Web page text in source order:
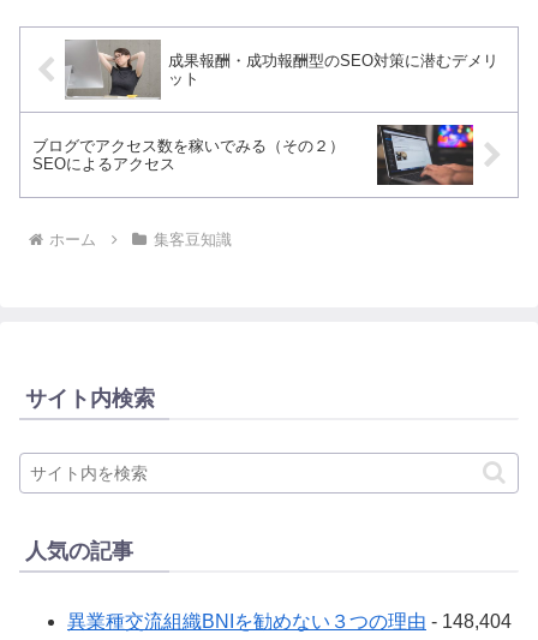
成果報酬・成功報酬型のSEO対策に潜むデメリ
ット
ブログでアクセス数を稼いでみる（その２）
SEOによるアクセス
ホーム 集客豆知識
サイト内検索
人気の記事
異業種交流組織BNIを勧めない３つの理由 - 148,404